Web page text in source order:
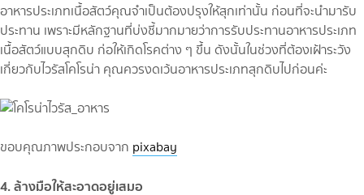
อาหารประเภทเนื้อสัตว์คุณจำเป็นต้องปรุงให้สุกเท่านั้น ก่อนที่จะนำมารับ
ประทาน เพราะมีหลักฐานที่บ่งชี้มากมายว่าการรับประทานอาหารประเภท
เนื้อสัตว์แบบสุกดิบ ก่อให้เกิดโรคต่าง ๆ ขึ้น ดังนั้นในช่วงที่ต้องเฝ้าระวัง
เกี่ยวกับไวรัสโคโรน่า คุณควรงดเว้นอาหารประเภทสุกดิบไปก่อนค่ะ
ขอบคุณภาพประกอบจาก pixabay
4. ล้างมือให้สะอาดอยู่เสมอ